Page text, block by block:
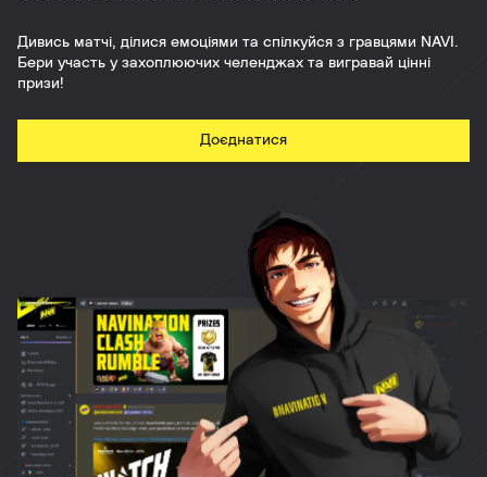
Дивись матчі, ділися емоціями та спілкуйся з гравцями NAVI.
Бери участь у захоплюючих челенджах та вигравай цінні
призи!
Доєднатися